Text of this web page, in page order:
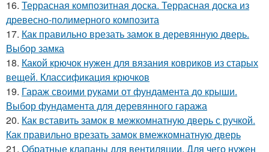
16. Террасная композитная доска. Террасная доска из
древесно-полимерного композита
17. Как правильно врезать замок в деревянную дверь.
Выбор замка
18. Какой крючок нужен для вязания ковриков из старых
вещей. Классификация крючков
19. Гараж своими руками от фундамента до крыши.
Выбор фундамента для деревянного гаража
20. Как вставить замок в межкомнатную дверь с ручкой.
Как правильно врезать замок вмежкомнатную дверь
21. Обратные клапаны для вентиляции. Для чего нужен